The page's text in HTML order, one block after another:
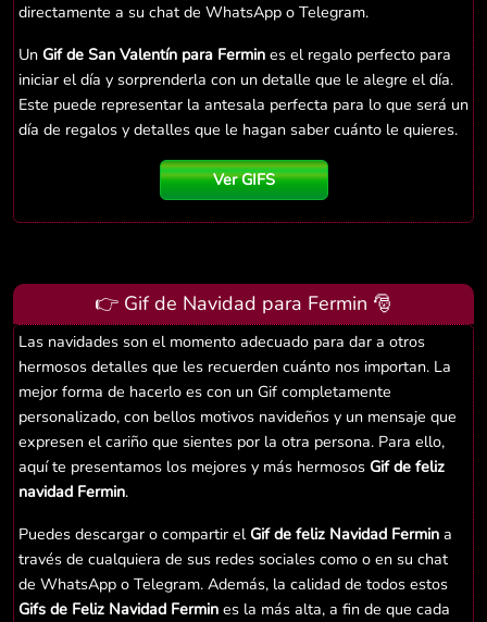
directamente a su chat de WhatsApp o Telegram.
Un Gif de San Valentín para Fermin es el regalo perfecto para
iniciar el día y sorprenderla con un detalle que le alegre el día.
Este puede representar la antesala perfecta para lo que será un
día de regalos y detalles que le hagan saber cuánto le quieres.
Ver GIFS
👉 Gif de Navidad para Fermin 🎅
Las navidades son el momento adecuado para dar a otros
hermosos detalles que les recuerden cuánto nos importan. La
mejor forma de hacerlo es con un Gif completamente
personalizado, con bellos motivos navideños y un mensaje que
expresen el cariño que sientes por la otra persona. Para ello,
aquí te presentamos los mejores y más hermosos Gif de feliz
navidad Fermin.
Puedes descargar o compartir elGif de feliz Navidad Fermin a
través de cualquiera de sus redes sociales como o en su chat
de WhatsApp o Telegram. Además, la calidad de todos estos
Gifs de Feliz Navidad Fermin es la más alta, a fin de que cada